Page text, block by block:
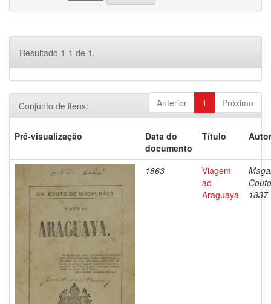
Resultado 1-1 de 1.
Anterior 1 Próximo
Conjunto de itens:
Pré-visualização
Data do
documento
Título
1863
Viagem
ao
Araguaya